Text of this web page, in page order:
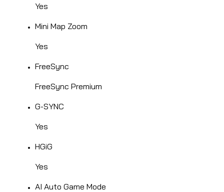
Yes
Mini Map Zoom
Yes
FreeSync
FreeSync Premium
G-SYNC
Yes
HGiG
Yes
AI Auto Game Mode